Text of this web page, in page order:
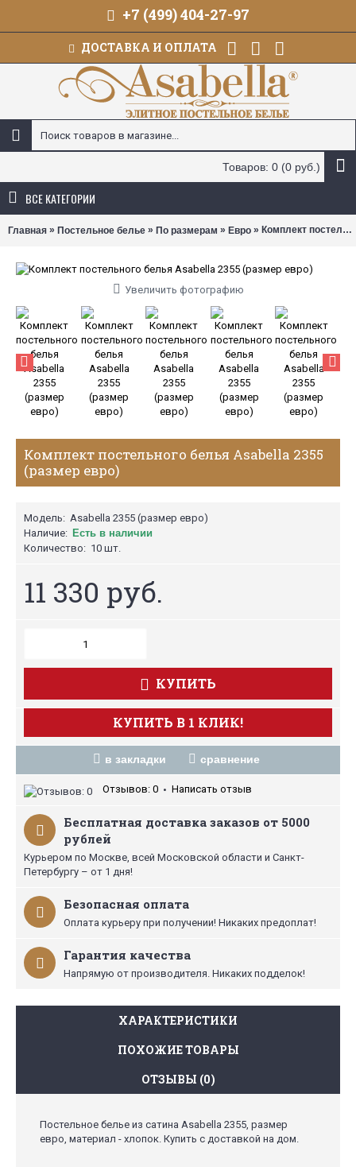
+7 (499) 404-27-97
ДОСТАВКА И ОПЛАТА
Товаров: 0 (0 руб.)
ВСЕ КАТЕГОРИИ
Главная » Постельное белье » По размерам » Евро » Комплект постельного белья Asabella 2355 (размер евро)
Увеличить фотографию
Комплект постельного белья Asabella 2355
(размер евро)
Модель: Asabella 2355 (размер евро)
Наличие: Есть в наличии
Количество: 10 шт.
11 330 руб.
КУПИТЬ
КУПИТЬ В 1 КЛИК!
в закладки сравнение
Отзывов: 0 • Написать отзыв
Бесплатная доставка заказов от 5000
рублей
Курьером по Москве, всей Московской области и Санкт-
Петербургу – от 1 дня!
Безопасная оплата
Оплата курьеру при получении! Никаких предоплат!
Гарантия качества
Напрямую от производителя. Никаких подделок!
ХАРАКТЕРИСТИКИ
ПОХОЖИЕ ТОВАРЫ
ОТЗЫВЫ (0)
Постельное белье из сатина Asabella 2355, размер
евро, материал - хлопок. Купить с доставкой на дом.